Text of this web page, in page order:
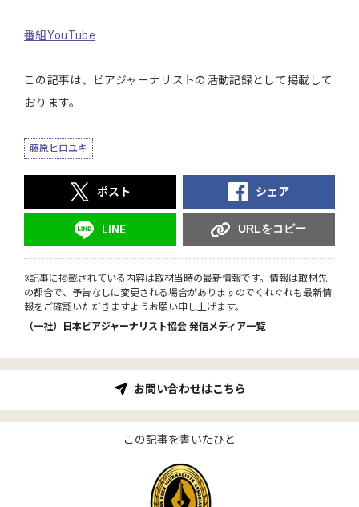
番組YouTube
この記事は、ビアジャーナリストの活動記録として掲載して
おります。
藤原ヒロユキ
ポスト シェア
LINE URLをコピー
※記事に掲載されている内容は取材当時の最新情報です。情報は取材先
の都合で、予告なしに変更される場合がありますのでくれぐれも最新情
報をご確認いただきますようお願い申し上げます。
（一社）日本ビアジャーナリスト協会 発信メディア一覧
お問い合わせはこちら
この記事を書いたひと